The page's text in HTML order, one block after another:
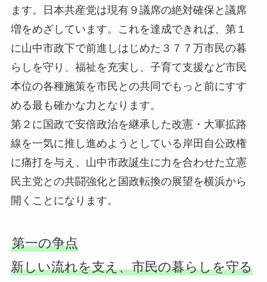
ます。日本共産党は現有９議席の絶対確保と議席
増をめざしています。これを達成できれば、第１
に山中市政下で前進しはじめた３７７万市民の暮
らしを守り、福祉を充実し、子育て支援など市民
本位の各種施策を市民との共同でもっと前にすす
める最も確かな力となります。
第２に国政で安倍政治を継承した改憲・大軍拡路
線を一気に推し進めようとしている岸田自公政権
に痛打を与え、山中市政誕生に力を合わせた立憲
民主党との共闘強化と国政転換の展望を横浜から
開くことになります。
第一の争点
新しい流れを支え、市民の暮らしを守る